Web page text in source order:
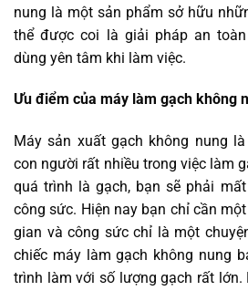
nung là một sản phẩm sở hữu
thể được coi là giải pháp an
dùng yên tâm khi làm việc.
Ưu điểm của máy làm gạch không
Máy sản xuất gạch không nung
con người rất nhiều trong việc làm
quá trình là gạch, bạn sẽ phải
công sức. Hiện nay bạn chỉ cần
gian và công sức chỉ là một
chiếc máy làm gạch không nung
trình làm với số lượng gạch rất lớn.